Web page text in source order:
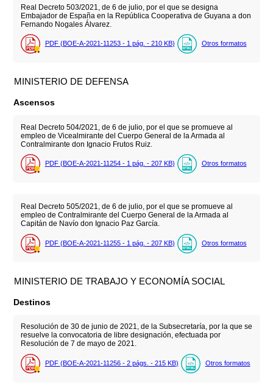
Real Decreto 503/2021, de 6 de julio, por el que se designa
Embajador de España en la República Cooperativa de Guyana a don
Fernando Nogales Álvarez.
PDF (BOE-A-2021-11253 - 1 pág. - 210 KB) Otros formatos
MINISTERIO DE DEFENSA
Ascensos
Real Decreto 504/2021, de 6 de julio, por el que se promueve al
empleo de Vicealmirante del Cuerpo General de la Armada al
Contralmirante don Ignacio Frutos Ruiz.
PDF (BOE-A-2021-11254 - 1 pág. - 207 KB) Otros formatos
Real Decreto 505/2021, de 6 de julio, por el que se promueve al
empleo de Contralmirante del Cuerpo General de la Armada al
Capitán de Navío don Ignacio Paz García.
PDF (BOE-A-2021-11255 - 1 pág. - 207 KB) Otros formatos
MINISTERIO DE TRABAJO Y ECONOMÍA SOCIAL
Destinos
Resolución de 30 de junio de 2021, de la Subsecretaría, por la que se
resuelve la convocatoria de libre designación, efectuada por
Resolución de 7 de mayo de 2021.
PDF (BOE-A-2021-11256 - 2 págs. - 215 KB) Otros formatos